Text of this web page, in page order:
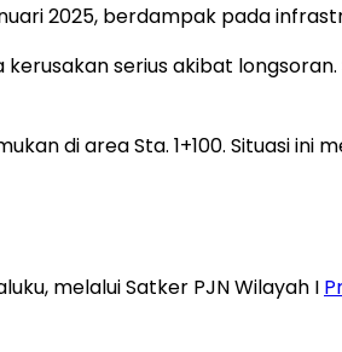
2025, berdampak pada
serius akibat
di area Sta. 1+100. Situasi
melalui Satker PJN Wilayah I